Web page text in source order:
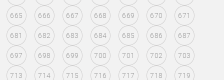
665 666 667 668 669 670 671
681 682 683 684 685 686 687
697 698 699 700 701 702 703
713 714 715 716 717 718 719